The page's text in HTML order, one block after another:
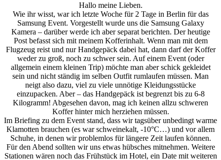
Hallo meine Lieben.
Wie ihr wisst, war ich letzte Woche für 2 Tage in Berlin für das
Samsung Event. Vorgestellt wurde uns die Samsung Galaxy
Kamera – darüber werde ich aber separat berichten. Der heutige
Post befasst sich mit meinem Kofferinhalt. Wenn man mit dem
Flugzeug reist und nur Handgepäck dabei hat, dann darf der Koffer
weder zu groß, noch zu schwer sein. Auf einem Event (oder
allgemein einem kleinen Trip) möchte man aber schick gekleidet
sein und nicht ständig im selben Outfit rumlaufen müssen. Man
neigt also dazu, viel zu viele unnötige Kleidungsstücke
einzupacken. Aber – das Handgepäck ist begrenzt bis zu 6-8
Kilogramm! Abgesehen davon, mag ich keinen allzu schweren
Koffer hinter mich herziehen müssen.
Im Briefing zu dem Event stand, dass wir tagsüber unbedingt warme
Klamotten brauchen (es war schweinekalt, -10°C…) und vor allem
Schuhe, in denen wir problemlos für längere Zeit laufen können.
Für den Abend sollten wir uns etwas hübsches mitnehmen. Weitere
Stationen wären noch das Frühstück im Hotel, ein Date mit weiteren